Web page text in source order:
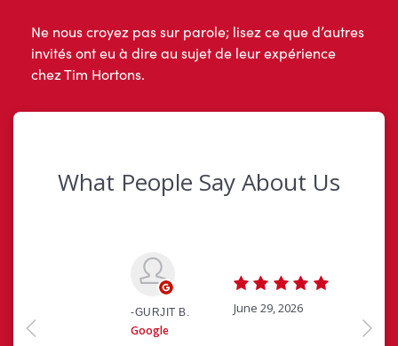
Ne nous croyez pas sur parole; lisez ce que d’autres
invités ont eu à dire au sujet de leur expérience
chez Tim Hortons.